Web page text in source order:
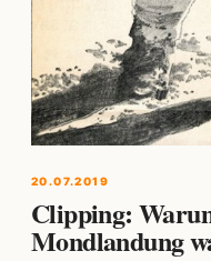
20.07.2019
Clipping:
Mondlandung